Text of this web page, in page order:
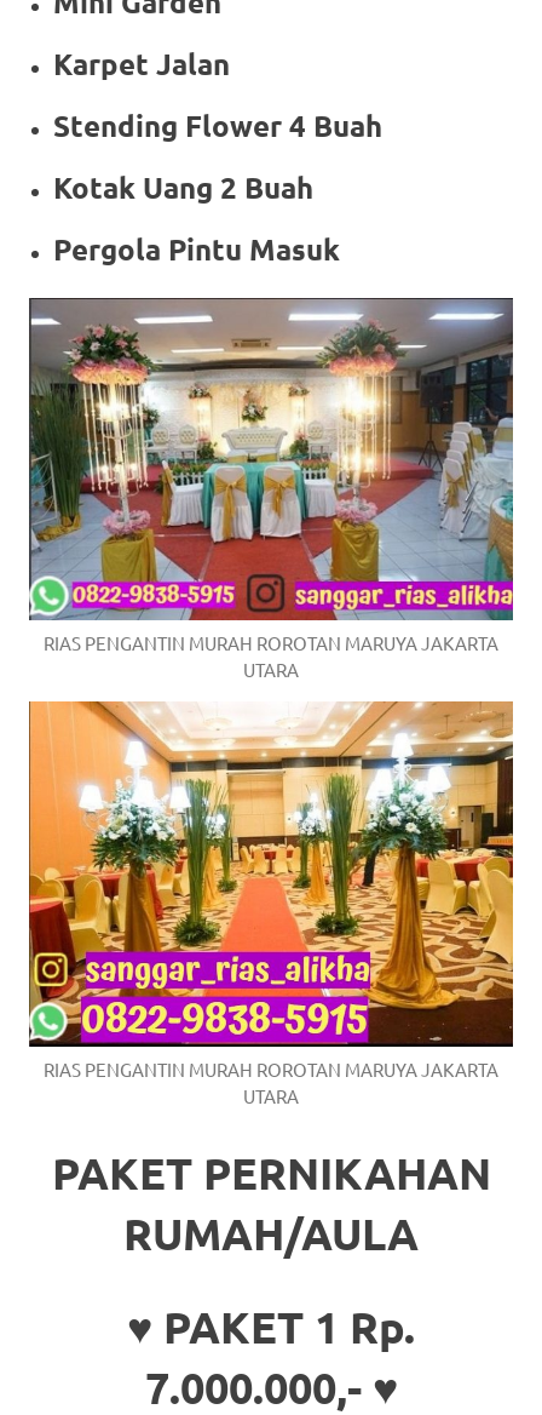
Karpet Jalan
Stending Flower 4 Buah
Kotak Uang 2 Buah
Pergola Pintu Masuk
RIAS PENGANTIN MURAH ROROTAN MARUYA JAKARTA
UTARA
RIAS PENGANTIN MURAH ROROTAN MARUYA JAKARTA
UTARA
PAKET PERNIKAHAN
RUMAH/AULA
♥ PAKET 1 Rp.
7.000.000,- ♥